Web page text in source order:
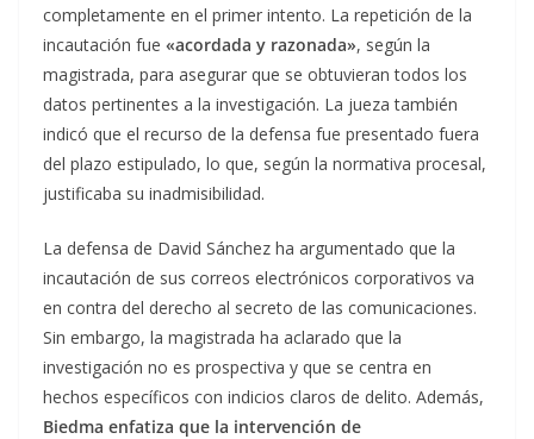
completamente en el primer intento. La repetición de la
incautación fue «acordada y razonada», según la
magistrada, para asegurar que se obtuvieran todos los
datos pertinentes a la investigación. La jueza también
indicó que el recurso de la defensa fue presentado fuera
del plazo estipulado, lo que, según la normativa procesal,
justificaba su inadmisibilidad.
La defensa de David Sánchez ha argumentado que la
incautación de sus correos electrónicos corporativos va
en contra del derecho al secreto de las comunicaciones.
Sin embargo, la magistrada ha aclarado que la
investigación no es prospectiva y que se centra en
hechos específicos con indicios claros de delito. Además,
Biedma enfatiza que la intervención de